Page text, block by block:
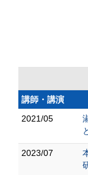
講師・講演
2021/05
2023/07